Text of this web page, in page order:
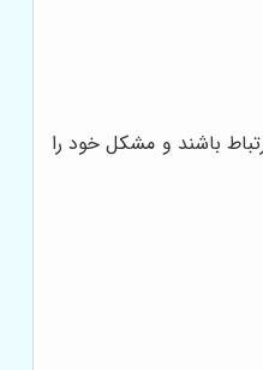
باشند و مشکل خود را